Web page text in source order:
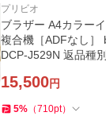
プリビオ
ブラザー A4カラー
複合機［ADFなし］
DCP-J529N 返品種
15,500円
5% （710pt）